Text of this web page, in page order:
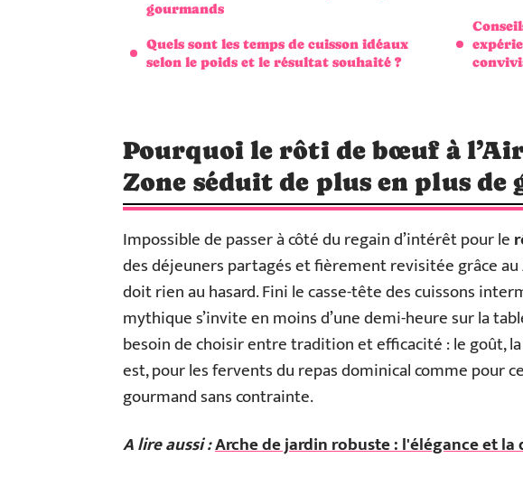
gourmands
Quels sont les temps de cuisson idéaux
selon le poids et le résultat souhaité ?
Pourquoi le rôti de bœuf à
Zone séduit de plus en plus de
Impossible de passer à côté du regain d’intérêt pour le
des déjeuners partagés et fièrement revisitée grâce au
doit rien au hasard. Fini le casse-tête des cuissons
mythique s’invite en moins d’une demi-heure sur la
besoin de choisir entre tradition et efficacité : le goût,
est, pour les fervents du repas dominical comme pour
gourmand sans contrainte.
A lire aussi :Arche de jardin robuste : l'élégance et